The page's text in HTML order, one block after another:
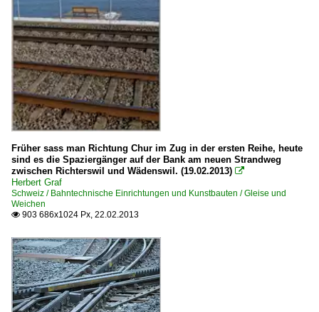
Früher sass man Richtung Chur im Zug in der ersten Reihe, heute
sind es die Spaziergänger auf der Bank am neuen Strandweg
zwischen Richterswil und Wädenswil. (19.02.2013) 
Herbert Graf
Schweiz / Bahntechnische Einrichtungen und Kunstbauten / Gleise und
Weichen
 903 686x1024 Px, 22.02.2013